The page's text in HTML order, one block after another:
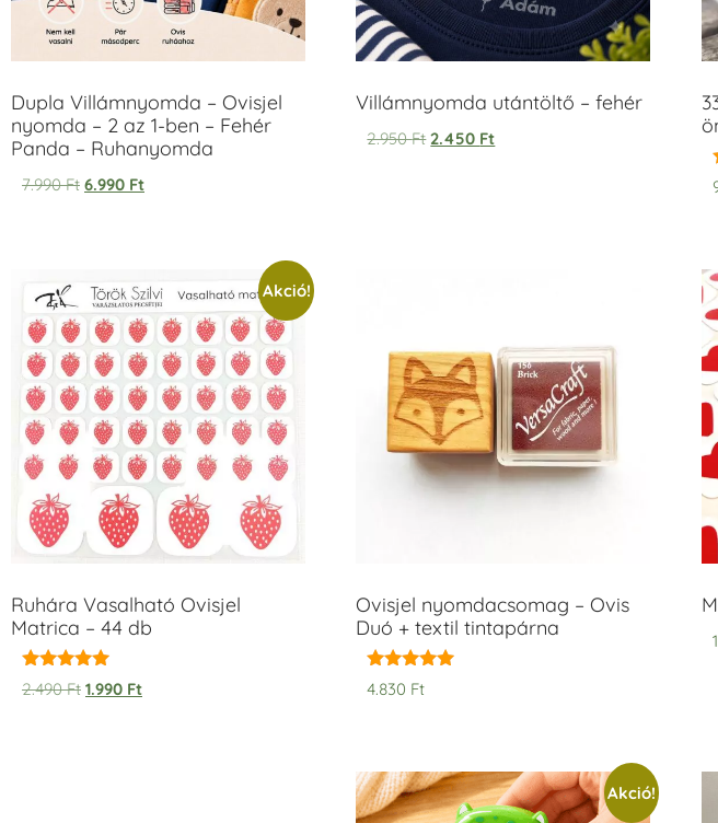
Dupla Villámnyomda – Ovisjel
nyomda – 2 az 1-ben – Fehér
Panda – Ruhanyomda
7.990Ft 6.990 Ft
Villámnyomda utántöltő – fehér
2.950Ft 2.450 Ft
Akció!
Ruhára Vasalható Ovisjel
Matrica – 44 db
Értékelés:
5.00
2.490Ft 1.990 Ft
Ovisjel nyomdacsomag – Ovis
Duó + textil tintapárna
Értékelés:
5.00
4.830 Ft
Akció!